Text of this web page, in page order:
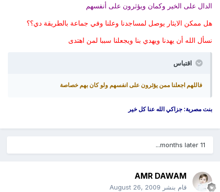
الدال على الخير وكمان ويؤثرون على أنفسهم
هل ممكن الايثار يوصل لمساجدنا وعلنا وفي جماعة بالطريقة دي؟؟
نسأل الله أن يهدنا ويهدي بنا ويجعلنا سببا لمن اهتدى
اقتباس
فاللهم اجعلنا ممن يؤثرون على انفسهم ولو كان بهم خصاصة
بنت مصرية: جزاكي الله عنا كل خير
11 months later...
AMR DAWAM
قام بنشر August 26, 2009